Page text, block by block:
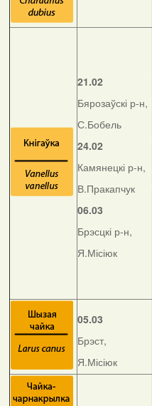
21.02
Бярозаўскі р-н,
С.Бобель
24.02
Камянецкі р-н,
В.Пракапчук
06.03
Брэсцкі р-н,
Я.Місіюк
05.03
Брэст,
Я.Місіюк